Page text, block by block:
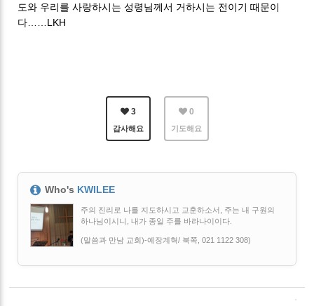
도와 우리를 사랑하시는 성령님께서 거하시는 전이기 때문이
다……LKH
3
감사해요
0
기도해요
Who's KWILEE
주의 진리로 나를 지도하시고 교훈하소서, 주는 내 구원의
하나님이시니, 내가 종일 주를 바라나이이다.
(말씀과 만남 교회)-예장계혁/ 북쪽, 021 1122 308)